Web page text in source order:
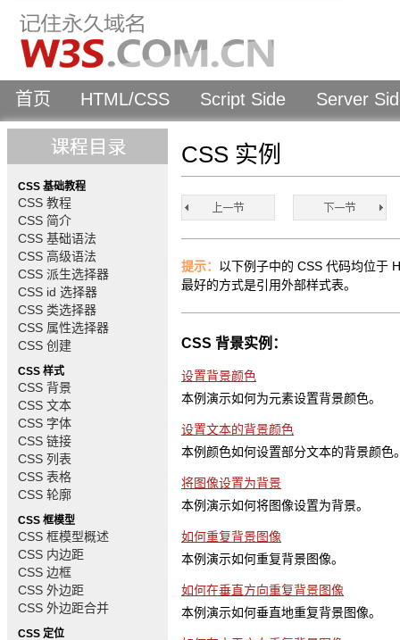
首页 HTML/CSS Script Side Server
CSS 基础教程
CSS 教程
CSS 简介
CSS 基础语法
CSS 高级语法
CSS 派生选择器
CSS id 选择器
CSS 类选择器
CSS 属性选择器
CSS 创建
CSS 样式
CSS 背景
CSS 文本
CSS 字体
CSS 链接
CSS 列表
CSS 表格
CSS 轮廓
CSS 框模型
CSS 框模型概述
CSS 内边距
CSS 边框
CSS 外边距
CSS 外边距合并
CSS 定位
CSS 实例
提示： 以下例子中的 CSS 代码均位于
最好的方式是引用外部样式表。
CSS 背景实例：
设置背景颜色
本例演示如何为元素设置背景颜色。
设置文本的背景颜色
本例颜色如何设置部分文本的背景颜色
将图像设置为背景
本例演示如何将图像设置为背景。
如何重复背景图像
本例演示如何重复背景图像。
如何在垂直方向重复背景图像
本例演示如何垂直地重复背景图像。